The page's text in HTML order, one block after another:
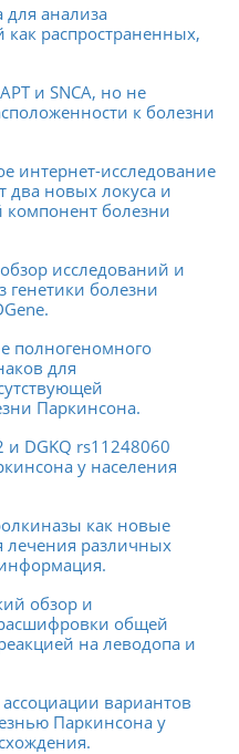
для анализа
распространенных,
и SNCA, но не
к болезни
интернет-исследование
два новых локуса и
компонент болезни
исследований и
генетики болезни
полногеномного
для
Паркинсона.
и DGKQ rs11248060
у населения
как новые
различных
обзор и
общей
на леводопа и
вариантов
Паркинсона у